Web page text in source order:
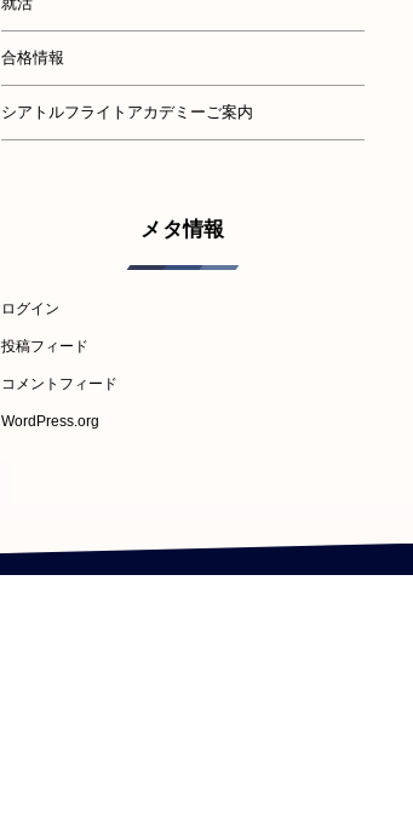
就活
合格情報
シアトルフライトアカデミーご案内
メタ情報
ログイン
投稿フィード
コメントフィード
WordPress.org